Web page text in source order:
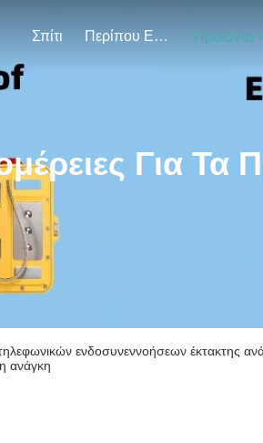
Σπίτι Περίπου Εμείς Προϊόντα
Για Τα
ενδοσυνεννοήσεων έκτακτης
ανάγκη